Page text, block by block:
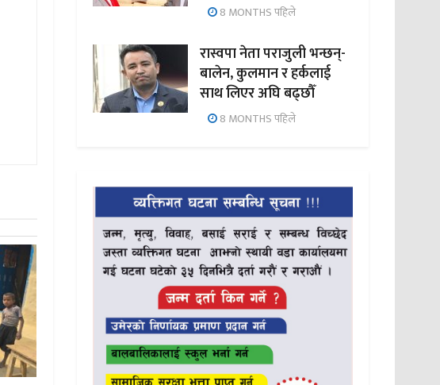
8 MONTHS पहिले
रास्वपा नेता पराजुली भन्छन्-
बालेन, कुलमान र हर्कलाई
साथ लिएर अघि बढ्छौँ
8 MONTHS पहिले